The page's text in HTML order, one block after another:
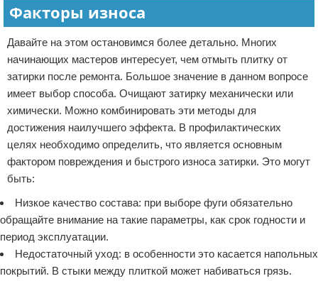
Факторы износа
Давайте на этом остановимся более детально. Многих
начинающих мастеров интересует, чем отмыть плитку от
затирки после ремонта. Большое значение в данном вопросе
имеет выбор способа. Очищают затирку механически или
химически. Можно комбинировать эти методы для
достижения наилучшего эффекта. В профилактических
целях необходимо определить, что является основным
фактором повреждения и быстрого износа затирки. Это могут
быть:
Низкое качество состава: при выборе фуги обязательно
обращайте внимание на такие параметры, как срок годности и
период эксплуатации.
Недостаточный уход: в особенности это касается напольных
покрытий. В стыки между плиткой может набиваться грязь.